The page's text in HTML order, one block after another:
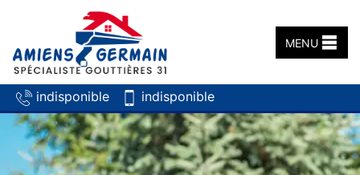
indisponible indisponible
MENU